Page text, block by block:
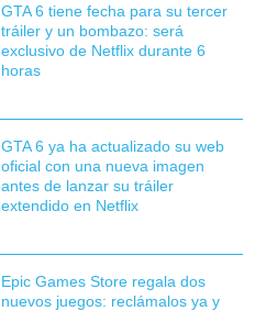
GTA 6 tiene fecha para su tercer
tráiler y un bombazo: será
exclusivo de Netflix durante 6
horas
GTA 6 ya ha actualizado su web
oficial con una nueva imagen
antes de lanzar su tráiler
extendido en Netflix
Epic Games Store regala dos
nuevos juegos: reclámalos ya y